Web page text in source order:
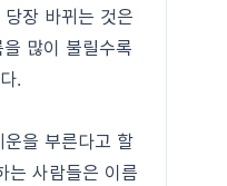
장 바뀌는 것은
많이 불릴수록
.
을 부른다고 할
는 사람들은 이름